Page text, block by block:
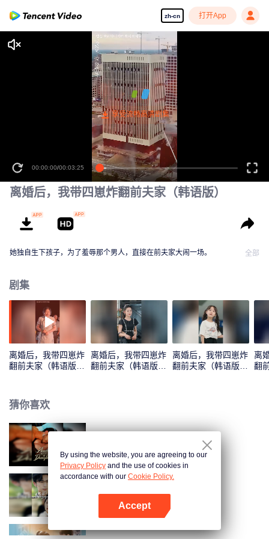
zh-cn 打开App
00:00:00/00:03:25
离婚后，我带四崽炸翻前夫家（韩语版）
她独自生下孩子，为了羞辱那个男人，直接在前夫家大闹一场。 全部
剧集
离婚后，我带四崽炸
翻前夫家（韩语版）
离婚后，我带四崽炸
翻前夫家（韩语版）
离婚后，我带四崽炸
翻前夫家（韩语版）
离
翻
猜你喜欢
摆摊十年，我竟是千金大小姐
By using the website, you are agreeing to our
Privacy Policy and the use of cookies in
accordance with our Cookie Policy.
Accept